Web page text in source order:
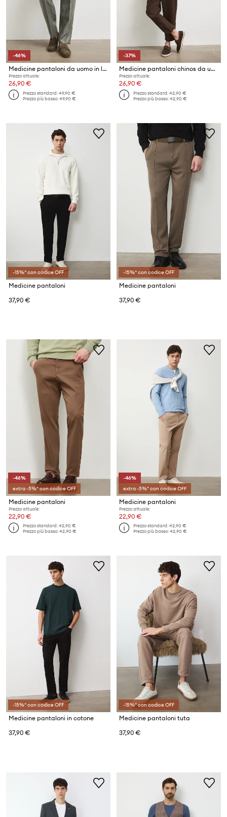
-46%
Medicine pantaloni da uomo in lino
Prezzo attuale:
26,90 €
Prezzo standard:49,90 €
Prezzo più basso:49,90 €
-37%
Medicine pantaloni chinos da uomo in lino
Prezzo attuale:
26,90 €
Prezzo standard:42,90 €
Prezzo più basso:42,90 €
-15%* con codice OFF
Medicine pantaloni
37,90 €
-15%* con codice OFF
Medicine pantaloni
37,90 €
-46%
extra -5%* con codice OFF
Medicine pantaloni
Prezzo attuale:
22,90 €
Prezzo standard:42,90 €
Prezzo più basso:42,90 €
-46%
extra -5%* con codice OFF
Medicine pantaloni
Prezzo attuale:
22,90 €
Prezzo standard:42,90 €
Prezzo più basso:42,90 €
-15%* con codice OFF
Medicine pantaloni in cotone
37,90 €
-15%* con codice OFF
Medicine pantaloni tuta
37,90 €